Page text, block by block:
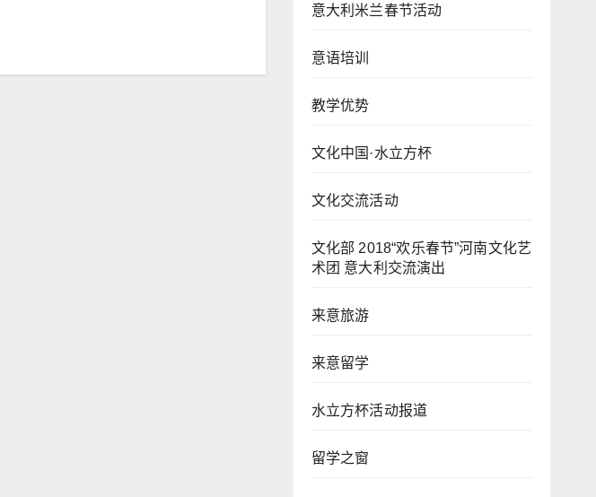
意大利米兰春节活动
意语培训
教学优势
文化中国·水立方杯
文化交流活动
文化部 2018“欢乐春节”河南文化艺
术团 意大利交流演出
来意旅游
来意留学
水立方杯活动报道
留学之窗